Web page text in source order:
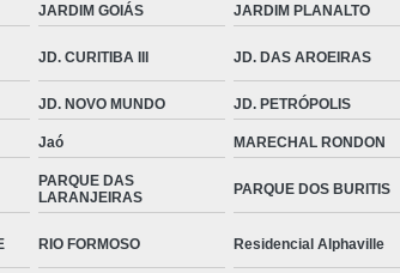
JARDIM GOIÁS JARDIM PLANALTO
JD. CURITIBA III JD. DAS AROEIRAS
JD. NOVO MUNDO JD. PETRÓPOLIS
Jaó MARECHAL RONDON
PARQUE DAS
LARANJEIRAS
PARQUE DOS BURITIS
RIO FORMOSO Residencial Alphaville